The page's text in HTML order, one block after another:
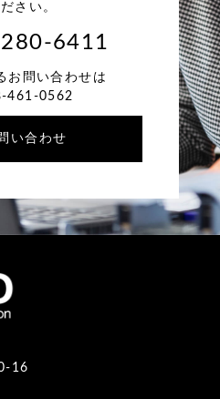
さい。
6411
お問い合わせは
461-0562
い合わせ
16